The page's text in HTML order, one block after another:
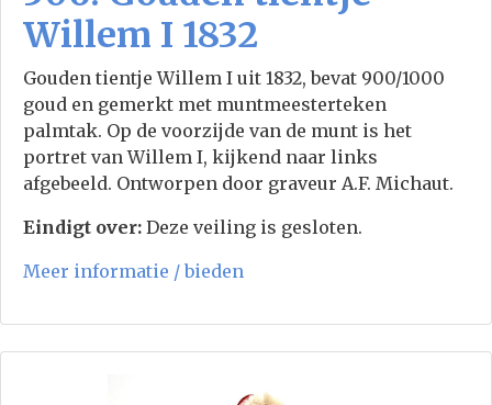
Willem I 1832
Gouden tientje Willem I uit 1832, bevat 900/1000
goud en gemerkt met muntmeesterteken
palmtak. Op de voorzijde van de munt is het
portret van Willem I, kijkend naar links
afgebeeld. Ontworpen door graveur A.F. Michaut.
Eindigt over: Deze veiling is gesloten.
Meer informatie / bieden